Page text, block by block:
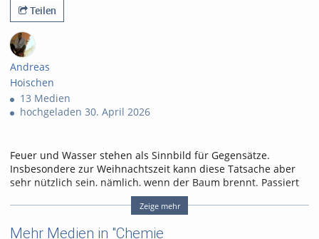
views
Kommentare
likes
favoritesTeilen
Andreas
Hoischen
13 Medien
hochgeladen 30. April 2026
Feuer und Wasser stehen als Sinnbild für Gegensätze.
Insbesondere zur Weihnachtszeit kann diese Tatsache aber
sehr nützlich sein, nämlich, wenn der Baum brennt. Passiert
das im größten Hörsaal an der Universität Paderborn, dann
lädt Dr. Andreas Hoischen wieder zu seiner alljährlichen
Zeige mehr
Mehr Medien in "Chemie